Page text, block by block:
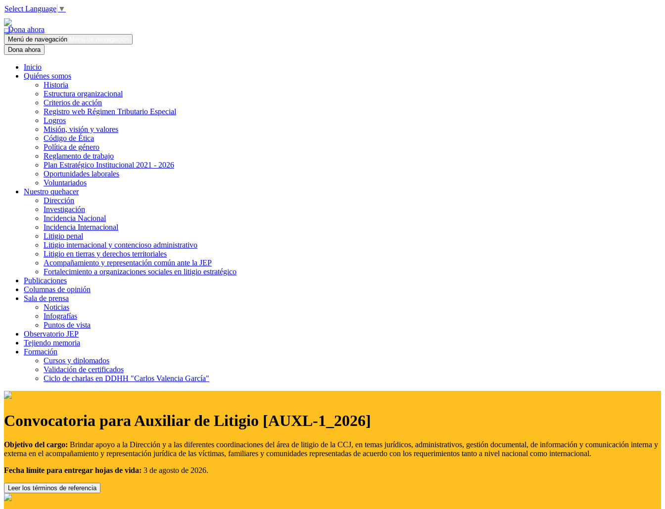
Select Language ▼
Dona ahora
Menú de navegación
Dona ahora
Inicio
Quiénes somos
Historia
Estructura organizacional
Criterios de acción
Registro web Régimen Tributario Especial
Logros
Misión, visión y valores
Código de Ética
Política de género
Reglamento de trabajo
Plan Estratégico Institucional 2021 - 2026
Oportunidades laborales
Voluntariados
Nuestro quehacer
Dirección
Investigación
Incidencia Nacional
Incidencia Internacional
Litigio penal
Litigio internacional y contencioso administrativo
Litigio en tierras y derechos territoriales
Acompañamiento y representación común ante la JEP
Fortalecimiento a organizaciones sociales en litigio estratégico
Publicaciones
Columnas de opinión
Sala de prensa
Noticias
Infografías
Puntos de vista
Observatorio JEP
Tejiendo memoria
Formación
Cursos y diplomados
Validación de certificados
Ciclo de charlas en DDHH "Carlos Valencia García"
Convocatoria para Auxiliar de Litigio [AUXL-1_2026]
Objetivo del cargo: Brindar apoyo a la Dirección y a las diferentes coordinaciones del área de litigio de la CCJ, en temas jurídicos, administrativos, gestión documental, de información y comunicación interna y
externa en el acompañamiento y representación jurídica de las víctimas, familiares y comunidades representadas de acuerdo con los requerimientos tanto a nivel nacional como internacional.
Fecha límite para entregar hojas de vida: 3 de agosto de 2026.
Leer los términos de referencia